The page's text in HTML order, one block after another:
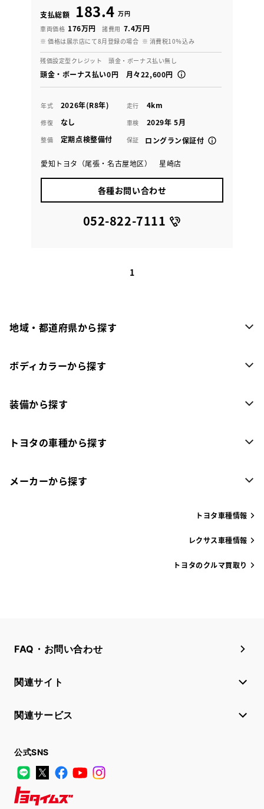
支払総額 183.4 万円
車両価格 176万円 諸費用 7.4万円
※ 価格は展示店にて8月登録の場合 ※ 消費税10％込み
残価設定型クレジット 頭金・ボーナス払い無し
頭金・ボーナス払い0円 月々22,600円
年式 2026年(R8年) 走行 4km
修復 なし 車検 2029年 5月
整備 定期点検整備付 保証 ロングラン保証付
愛知トヨタ（尾張・名古屋地区） 星崎店
各種お問い合わせ
052-822-7111
1
地域・都道府県から探す
ボディカラーから探す
装備から探す
トヨタの車種から探す
メーカーから探す
トヨタ車種情報
レクサス車種情報
トヨタのクルマ買取り
FAQ・お問い合わせ
関連サイト
関連サービス
公式SNS
LINE
X FacebookYouTube